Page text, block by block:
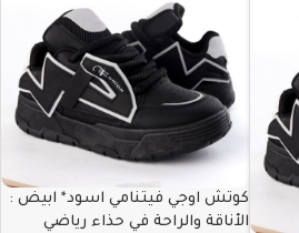
كوتش اوجي فيتنامي اسود* ابيض :
الأناقة والراحة في حذاء رياضي